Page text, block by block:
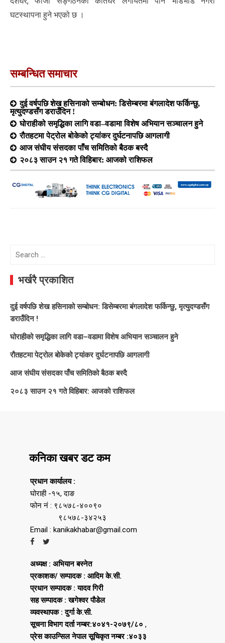
घटस्थापना हुने भएको छ ।
सम्बन्धित समाचार
दुई वर्षपछि शेख हसिनाको सम्बोधन: डिसेम्बरमा बंगलादेश फर्किन्छु,
मृत्युदण्डसँग डराउँदिन !
घोराहीको समृद्धिका लागि वडा–वडामा विशेष अभियान सञ्चालन हुने
रौतहटमा पेट्रोल बोकेको ट्यांकर दुर्घटनापछि आगलागी
आज संघीय संसदका पाँच समितिको बैठक बस्दै
२०८३ साउन २१ गते विहिबार: आजको राशिफल
Search
भर्खरै प्रकाशित
दुई वर्षपछि शेख हसिनाको सम्बोधन: डिसेम्बरमा बंगलादेश फर्किन्छु, मृत्युदण्डसँग
डराउँदिन !
घोराहीको समृद्धिका लागि वडा–वडामा विशेष अभियान सञ्चालन हुने
रौतहटमा पेट्रोल बोकेको ट्यांकर दुर्घटनापछि आगलागी
आज संघीय संसदका पाँच समितिको बैठक बस्दै
२०८३ साउन २१ गते विहिबार: आजको राशिफल
कनिका खबर डट कम
प्रधान कार्यालय :
घोराही -१५, दाङ
फोन नं : ९८५७८-४००९०
९८५७८-३४२५३
Email : kanikakhabar@gmail.com
अध्यक्ष : अभियान बस्नेत
प्रकाशक/ सम्पादक : आदिम के.सी.
प्रधान सम्पादक : यादव गिरी
सह सम्पादक : खगेश्वर पौडेल
व्यवस्थापक : दुर्गा के.सी.
सूचना विभाग दर्ता नम्बर:४०४१-२०७९/८० ,
प्रेस काउन्सिल नेपाल सूचिकृत नम्बर :४०३३